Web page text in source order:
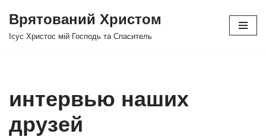
Перейти
Врятований Христом
Ісус Христос мій Господь та Спаситель
интервью наших
друзей